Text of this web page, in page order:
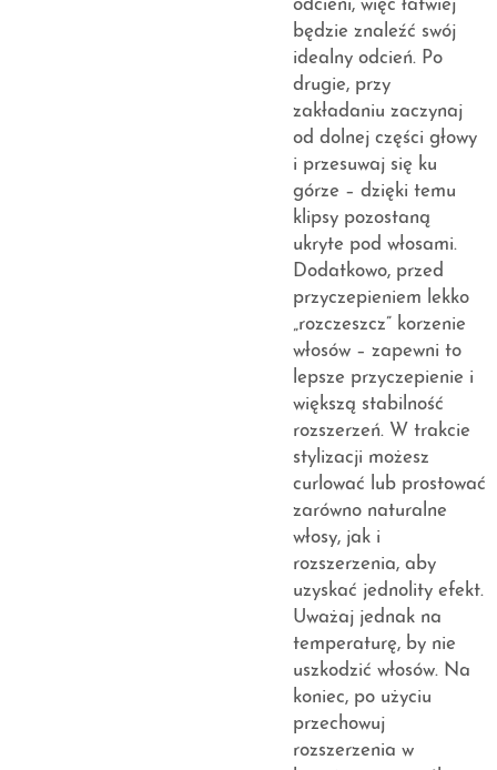
odcieni, więc łatwiej
będzie znaleźć swój
idealny odcień. Po
drugie, przy
zakładaniu zaczynaj
od dolnej części głowy
i przesuwaj się ku
górze – dzięki temu
klipsy pozostaną
ukryte pod włosami.
Dodatkowo, przed
przyczepieniem lekko
„rozczeszcz” korzenie
włosów – zapewni to
lepsze przyczepienie i
większą stabilność
rozszerzeń. W trakcie
stylizacji możesz
curlować lub prostować
zarówno naturalne
włosy, jak i
rozszerzenia, aby
uzyskać jednolity efekt.
Uważaj jednak na
temperaturę, by nie
uszkodzić włosów. Na
koniec, po użyciu
przechowuj
rozszerzenia w